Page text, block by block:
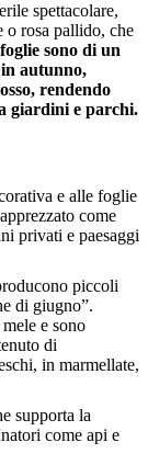
spettacolare,
o rosa pallido, che
sono di un
autunno,
rendendo
giardini e parchi.
e alle foglie
come
privati e paesaggi
piccoli
di giugno”.
e sono
di
in marmellate,
supporta la
come api e